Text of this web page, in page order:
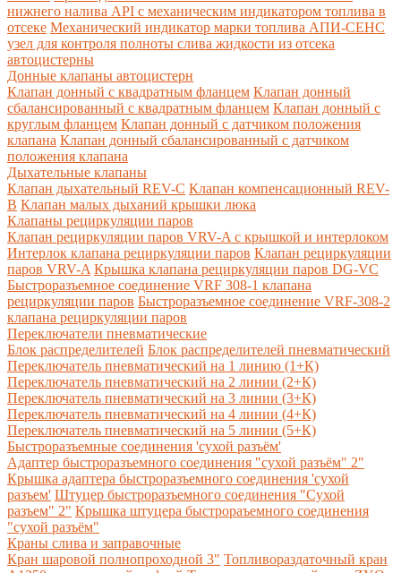
нижнего налива API с механическим индикатором топлива в
отсеке Механический индикатор марки топлива АПИ-СЕНС
узел для контроля полноты слива жидкости из отсека
автоцистерны
Донные клапаны автоцистерн
Клапан донный с квадратным фланцем Клапан донный
сбалансированный с квадратным фланцем Клапан донный с
круглым фланцем Клапан донный с датчиком положения
клапана Клапан донный сбалансированный с датчиком
положения клапана
Дыхательные клапаны
Клапан дыхательный REV-C Клапан компенсационный REV-
B Клапан малых дыханий крышки люка
Клапаны рециркуляции паров
Клапан рециркуляции паров VRV-A с крышкой и интерлоком
Интерлок клапана рециркуляции паров Клапан рециркуляции
паров VRV-A Крышка клапана рециркуляции паров DG-VC
Быстроразъемное соединение VRF 308-1 клапана
рециркуляции паров Быстроразъемное соединение VRF-308-2
клапана рециркуляции паров
Переключатели пневматические
Блок распределителей Блок распределителей пневматический
Переключатель пневматический на 1 линию (1+К)
Переключатель пневматический на 2 линии (2+К)
Переключатель пневматический на 3 линии (3+К)
Переключатель пневматический на 4 линии (4+К)
Переключатель пневматический на 5 линии (5+К)
Быстроразъемные соединения 'сухой разъём'
Адаптер быстроразъемного соединения "сухой разъём" 2"
Крышка адаптера быстроразъемного соединения 'сухой
разъем' Штуцер быстроразъемного соединения "Сухой
разъем" 2" Крышка штуцера быстрораъемного соединения
"сухой разъём"
Краны слива и заправочные
Кран шаровой полнопроходной 3" Топливораздаточный кран